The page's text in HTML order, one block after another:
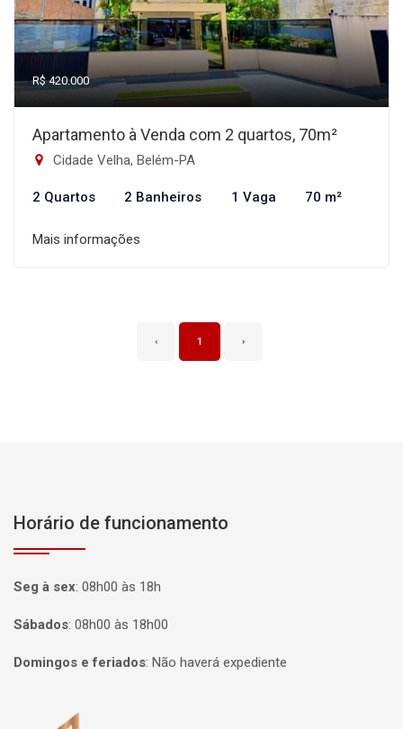
R$ 420.000
Apartamento à Venda com 2 quartos, 70m²
Cidade Velha, Belém-PA
2 Quartos 2 Banheiros 1 Vaga 70 m²
Mais informações
‹ 1 ›
Horário de funcionamento
Seg à sex: 08h00 às 18h
Sábados: 08h00 às 18h00
Domingos e feriados: Não haverá expediente
Página inicial